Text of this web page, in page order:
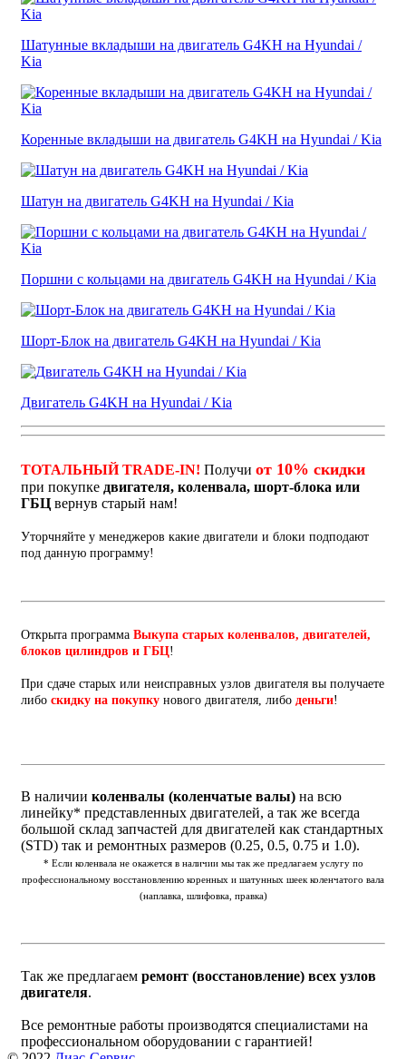
Шатунные вкладыши на двигатель G4KH на Hyundai /
Kia
Коренные вкладыши на двигатель G4KH на Hyundai / Kia
Шатун на двигатель G4KH на Hyundai / Kia
Поршни с кольцами на двигатель G4KH на Hyundai / Kia
Шорт-Блок на двигатель G4KH на Hyundai / Kia
Двигатель G4KH на Hyundai / Kia
ТОТАЛЬНЫЙ TRADE-IN! Получи от 10% скидки
при покупке двигателя, коленвала, шорт-блока или
ГБЦ вернув старый нам!
Уторчняйте у менеджеров какие двигатели и блоки подподают
под данную программу!
Открыта программа Выкупа старых коленвалов, двигателей,
блоков цилиндров и ГБЦ!
При сдаче старых или неисправных узлов двигателя вы получаете
либо скидку на покупку нового двигателя, либо деньги!
В наличии коленвалы (коленчатые валы) на всю
линейку* представленных двигателей, а так же всегда
большой склад запчастей для двигателей как стандартных
(STD) так и ремонтных размеров (0.25, 0.5, 0.75 и 1.0).
* Если коленвала не окажется в наличии мы так же предлагаем услугу по
профессиональному восстановлению коренных и шатунных шеек коленчатого вала
(наплавка, шлифовка, правка)
Так же предлагаем ремонт (восстановление) всех узлов
двигателя.
Все ремонтные работы производятся специалистами на
профессиональном оборудовании с гарантией!